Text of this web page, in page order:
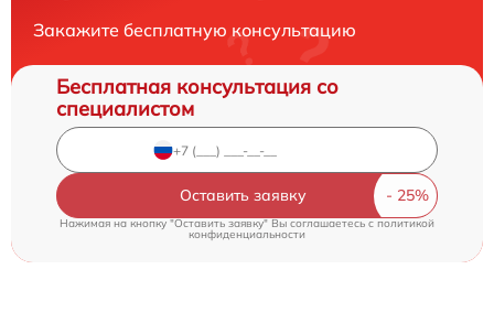
Закажите бесплатную консультацию
Бесплатная консультация со
специалистом
Оставить заявку
Нажимая на кнопку "Оставить заявку" Вы соглашаетесь cполитикой
конфиденциальности